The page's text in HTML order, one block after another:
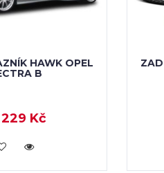
HAWK OPEL
B
229 Kč